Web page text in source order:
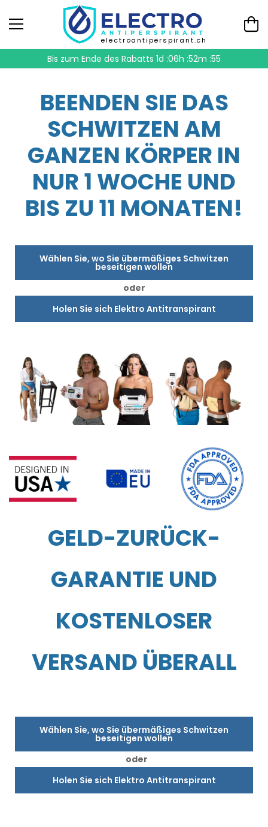
electroantiperspirant.ch
Bis zum Ende des Rabatts 1d :06h :52m :54
BEENDEN SIE DAS
SCHWITZEN AM
GANZEN KÖRPER IN
NUR 1 WOCHE UND
BIS ZU 11 MONATEN!
Wählen Sie, wo Sie übermäßiges Schwitzen
beseitigen wollen
oder
Holen Sie sich Elektro Antitranspirant
GELD-ZURÜCK-
GARANTIE UND
KOSTENLOSER
VERSAND ÜBERALL
Wählen Sie, wo Sie übermäßiges Schwitzen
beseitigen wollen
oder
Holen Sie sich Elektro Antitranspirant